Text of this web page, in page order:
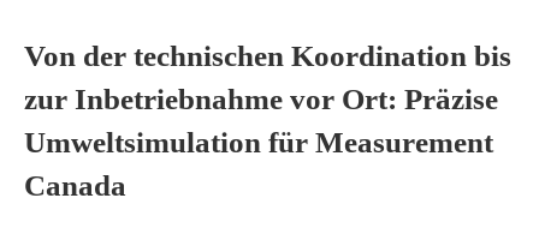
Von der technischen Koordination bis
zur Inbetriebnahme vor Ort: Präzise
Umweltsimulation für Measurement
Canada